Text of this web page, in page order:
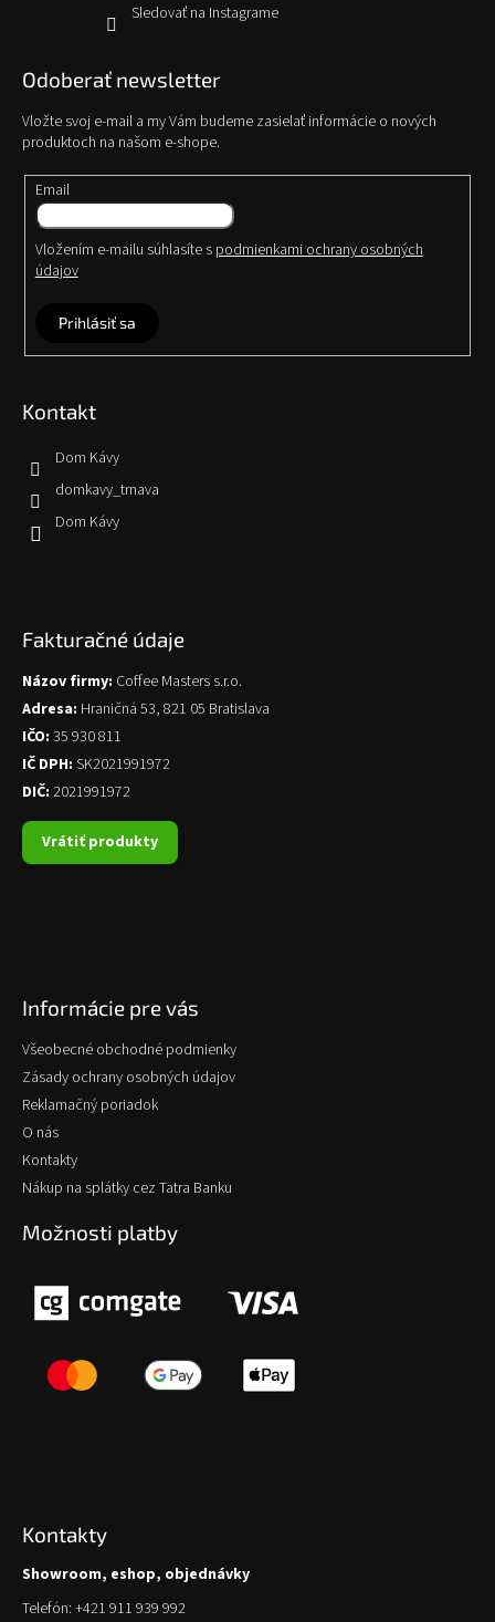
u
Sledovať na Instagrame
Odoberať newsletter
Vložte svoj e-mail a my Vám budeme zasielať informácie o nových
produktoch na našom e-shope.
Email
Vložením e-mailu súhlasíte spodmienkami ochrany osobných
údajov
Prihlásiť sa
Kontakt
Dom Kávy
domkavy_trnava
Dom Kávy
Fakturačné údaje
Názov firmy: Coffee Masters s.r.o.
Adresa: Hraničná 53, 821 05 Bratislava
IČO: 35 930 811
IČ DPH: SK2021991972
DIČ: 2021991972
Vrátiť produkty
Informácie pre vás
Všeobecné obchodné podmienky
Zásady ochrany osobných údajov
Reklamačný poriadok
O nás
Kontakty
Nákup na splátky cez Tatra Banku
Možnosti platby
Kontakty
Showroom, eshop, objednávky
Telefón: +421 911 939 992